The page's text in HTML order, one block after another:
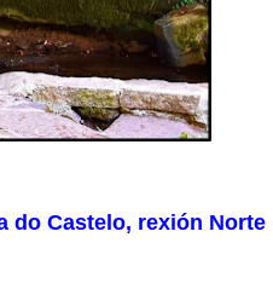
Castelo, rexión Norte